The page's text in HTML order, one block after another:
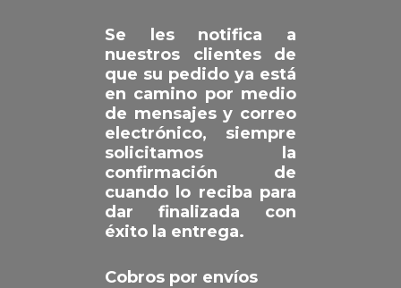
Se les notifica a
nuestros clientes de
que su pedido ya está
en camino por medio
de mensajes y correo
electrónico, siempre
solicitamos la
confirmación de
cuando lo reciba para
dar finalizada con
éxito la entrega.
Cobros por envíos